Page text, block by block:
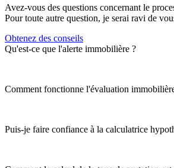
Avez-vous des questions concernant le
Pour toute autre question, je serai ravi de
Obtenez des conseils
Qu'est-ce que l'alerte immobilière ?
Comment fonctionne l'évaluation
Puis-je faire confiance à la calculatrice